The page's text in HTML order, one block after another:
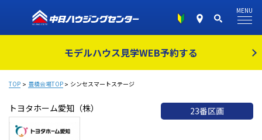
モデルハウス見学WEB予約する
MENU
TOP 豊橋会場TOP シンセスマートステージ
トヨタホーム愛知（株） 23番区画